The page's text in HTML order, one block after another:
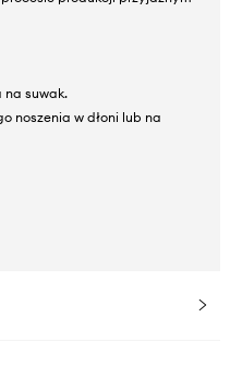
na suwak.
noszenia w dłoni lub na